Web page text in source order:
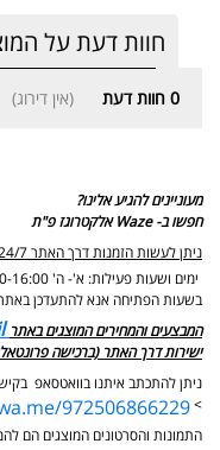
חוות דעת על
0 חוות דעת (אין דירוג)
מעוניינים להגיע אלינו?
חפשו ב- Waze אלקטרוגז פ"ת
ניתן לעשות הזמנות דרך האתר 24/7 במשלוחים לכל הארץ
ימים ושעות פעילות: א'- ה' 8:00-16:00, שישי שבת - סגור,
בשעות הפתיחה אנא להתעדכן
המבצעים והמחירים המוצגים באתר
ישירות דרך האתר (ברכישה
ניתן להתכתב איתנו בוואטסאפ
>
972506866229
התמונות והסרטונים המוצגים הם